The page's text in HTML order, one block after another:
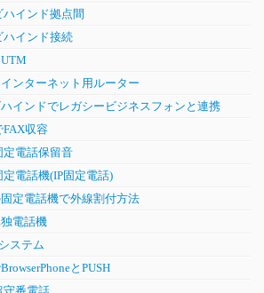
インド拠点間
ハインド接続
ンターネット用ルーター
インドでレガシービジネスフォンと連携
FAX収容
定電話保留音
電話機(IP固定電話)
定電話機で外線割付方法
電話機
ステム
とPUSH